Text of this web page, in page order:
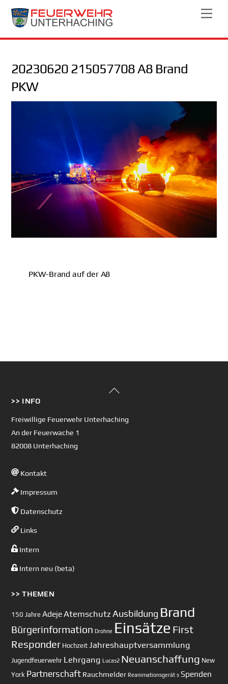
Skip
20230620 215057708 A8 Brand
PKW
PKW-Brand auf der A8
Back
>> INFO
Freiwillige Feuerwehr Unterhaching
An der Feuerwache 1
82008 Unterhaching
Kontakt
Impressum
Datenschutz
Links
Intern
Intern neu (beta)
>> THEMEN
150 Jahre AdejeAtemschutz Ausbildung Brand
Bürgerinformation Drohne Einsätze First
Responder Hochzeit Jahreshauptversammlung
Jugendfeuerwehr Lehrgang Lucas2 Neuanschaffung New
York Partnerschaft Rauchmelder Reanimationsgerät s Spenden